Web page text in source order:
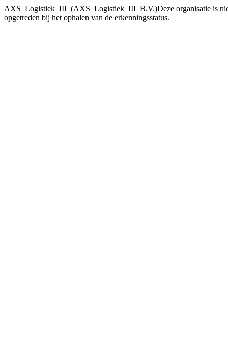
AXS_Logistiek_III_(AXS_Logistiek_III_B.V.)Deze organisatie is
opgetreden bij het ophalen van de erkenningsstatus.